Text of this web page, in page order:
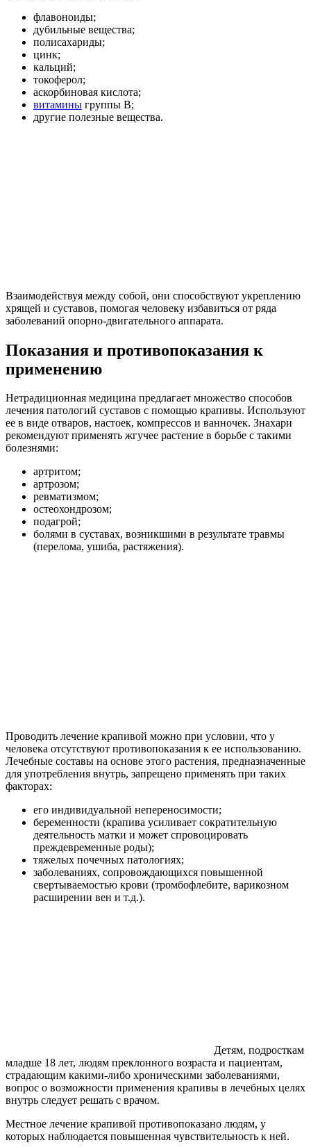
флавоноиды;
дубильные вещества;
полисахариды;
цинк;
кальций;
токоферол;
аскорбиновая кислота;
витамины группы B;
другие полезные вещества.
Взаимодействуя между собой, они способствуют укреплению
хрящей и суставов, помогая человеку избавиться от ряда
заболеваний опорно-двигательного аппарата.
Показания и противопоказания к
применению
Нетрадиционная медицина предлагает множество способов
лечения патологий суставов с помощью крапивы. Используют
ее в виде отваров, настоек, компрессов и ванночек. Знахари
рекомендуют применять жгучее растение в борьбе с такими
болезнями:
артритом;
артрозом;
ревматизмом;
остеохондрозом;
подагрой;
болями в суставах, возникшими в результате травмы
(перелома, ушиба, растяжения).
Проводить лечение крапивой можно при условии, что у
человека отсутствуют противопоказания к ее использованию.
Лечебные составы на основе этого растения, предназначенные
для употребления внутрь, запрещено применять при таких
факторах:
его индивидуальной непереносимости;
беременности (крапива усиливает сократительную
деятельность матки и может спровоцировать
преждевременные роды);
тяжелых почечных патологиях;
заболеваниях, сопровождающихся повышенной
свертываемостью крови (тромбофлебите, варикозном
расширении вен и т.д.).
Детям, подросткам
младше 18 лет, людям преклонного возраста и пациентам,
страдающим какими-либо хроническими заболеваниями,
вопрос о возможности применения крапивы в лечебных целях
внутрь следует решать с врачом.
Местное лечение крапивой противопоказано людям, у
которых наблюдается повышенная чувствительность к ней.